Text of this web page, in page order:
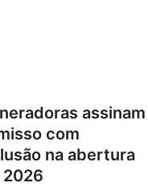
assinam
com
na abertura
2026